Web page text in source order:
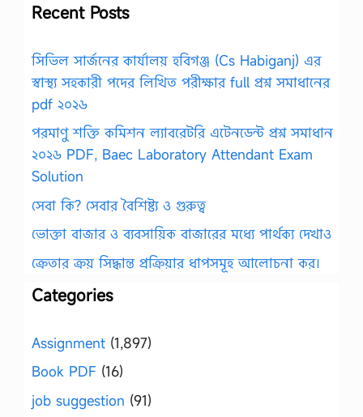
Recent Posts
সিভিল সার্জনের কার্যালয় হবিগঞ্জ (Cs Habiganj) এর
স্বাস্থ্য সহকারী পদের লিখিত পরীক্ষার full প্রশ্ন সমাধানের
pdf ২০২৬
পরমাণু শক্তি কমিশন ল্যাবরেটরি এটেনডেন্ট প্রশ্ন সমাধান
২০২৬ PDF, Baec Laboratory Attendant Exam
Solution
সেবা কি? সেবার বৈশিষ্ট্য ও গুরুত্ব
ভোক্তা বাজার ও ব্যবসায়িক বাজারের মধ্যে পার্থক্য দেখাও
ক্রেতার ক্রয় সিদ্ধান্ত প্রক্রিয়ার ধাপসমূহ আলোচনা কর।
Categories
Assignment (1,897)
Book PDF (16)
job suggestion (91)